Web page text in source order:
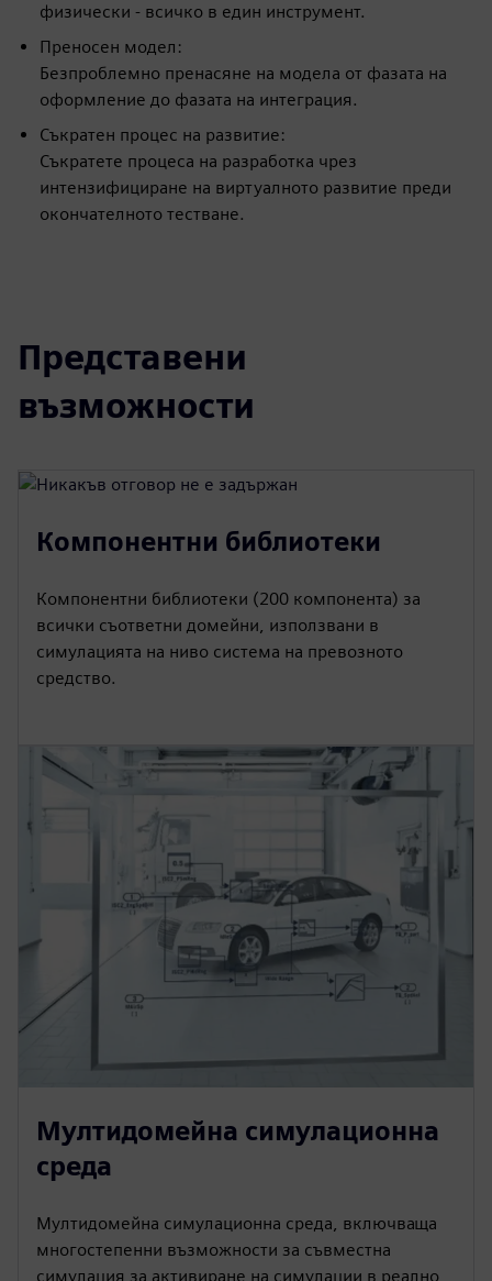
физически - всичко в един инструмент.
Преносен модел:
Безпроблемно пренасяне на модела от фазата на
оформление до фазата на интеграция.
Съкратен процес на развитие:
Съкратете процеса на разработка чрез
интензифициране на виртуалното развитие преди
окончателното тестване.
Представени
възможности
Компонентни библиотеки
Компонентни библиотеки (200 компонента) за
всички съответни домейни, използвани в
симулацията на ниво система на превозното
средство.
Мултидомейна симулационна
среда
Мултидомейна симулационна среда, включваща
многостепенни възможности за съвместна
симулация за активиране на симулации в реално